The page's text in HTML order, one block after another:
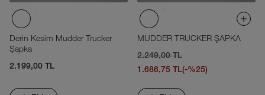
Derin Kesim Mudder Trucker
Şapka
2.199,00 TL
MUDDER TRUCKER ŞAPKA
2.249,00 TL
1.686,75 TL(-%25)